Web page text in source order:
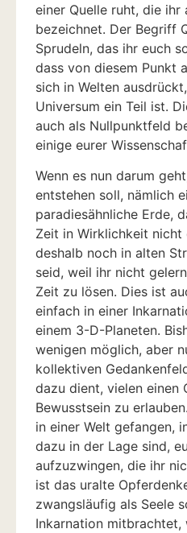
einer Quelle ruht, die ihr
bezeichnet. Der Begriff
Sprudeln, das ihr euch
dass von diesem Punkt
sich in Welten
Universum ein Teil ist.
auch als Nullpunktfeld
einige eurer
Wenn es nun darum
entstehen soll, nämlich
paradiesähnliche Erde,
Zeit in Wirklichkeit
deshalb noch in alten
seid, weil ihr nicht
Zeit zu lösen. Dies ist
einfach in einer
einem 3-D-Planeten.
wenigen möglich, aber
kollektiven
dazu dient, vielen einen
Bewusstsein zu
in einer Welt gefangen,
dazu in der Lage sind,
aufzuzwingen, die ihr
ist das uralte
zwangsläufig als Seele
Inkarnation mitbrachtet,